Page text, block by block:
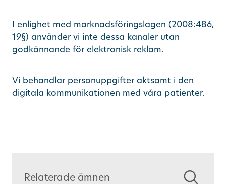
I enlighet med marknadsföringslagen (2008:486,
19§) använder vi inte dessa kanaler utan
godkännande för elektronisk reklam.
Vi behandlar personuppgifter aktsamt i den
digitala kommunikationen med våra patienter.
Relaterade ämnen